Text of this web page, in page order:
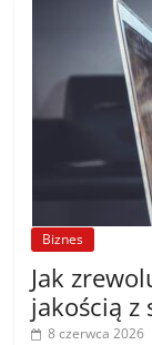
Biznes
Jak
jakością
8 czerwca 2026